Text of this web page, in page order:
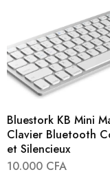
Bluestork KB Mini
Clavier Bluetooth
et Silencieux
10.000 CFA